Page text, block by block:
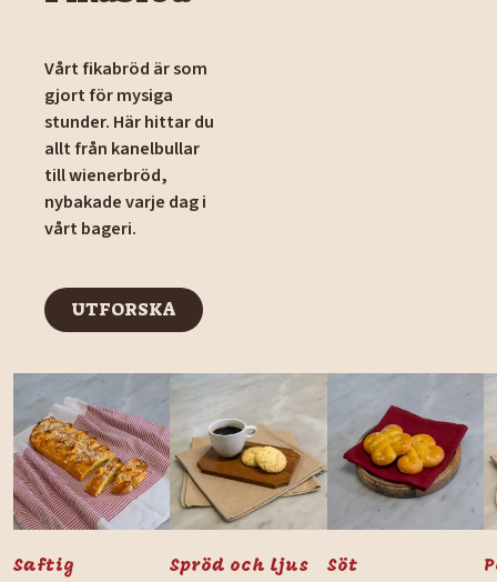
Vårt fikabröd är som
gjort för mysiga
stunder. Här hittar du
allt från kanelbullar
till wienerbröd,
nybakade varje dag i
vårt bageri.
UTFORSKA
UTFORSKA
Saftig Spröd och ljus
Söt